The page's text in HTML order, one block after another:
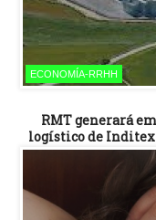
ECONOMÍA-RRHH
RMT generará
logístico de Inditex